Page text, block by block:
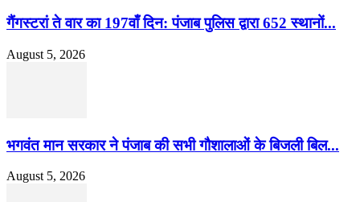
गैंगस्टरां ते वार का 197वाँ दिन: पंजाब पुलिस द्वारा 652 स्थानों...
August 5, 2026
भगवंत मान सरकार ने पंजाब की सभी गौशालाओं के बिजली बिल...
August 5, 2026